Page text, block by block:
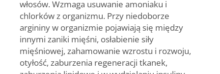
włosów. Wzmaga usuwanie amoniaku i
chlorków z organizmu. Przy niedoborze
argininy w organizmie pojawiają się między
innymi zaniki mięśni, osłabienie siły
mięśniowej, zahamowanie wzrostu i rozwoju,
otyłość, zaburzenia regeneracji tkanek,